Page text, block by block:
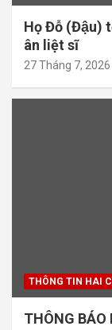
Họ Đỗ (Đậu)
ân liệt sĩ
27 Tháng 7, 2026
THÔNG TIN HAI
THÔNG BÁO